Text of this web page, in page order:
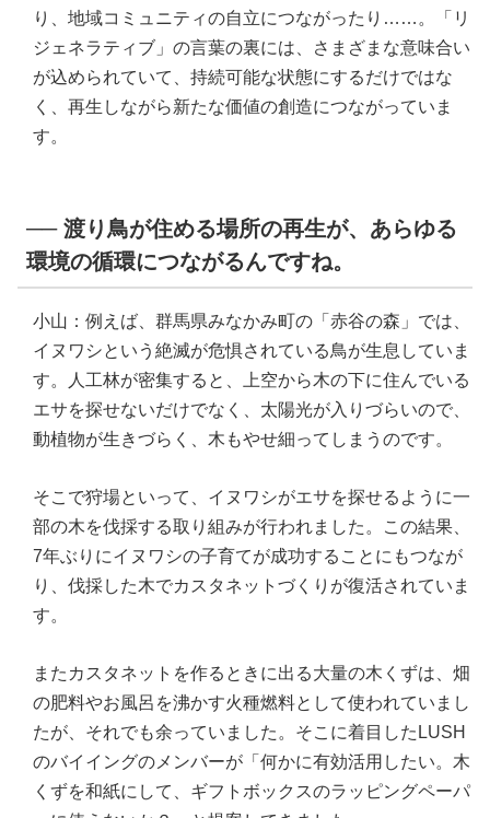
り、地域コミュニティの自立につながったり……。「リ
ジェネラティブ」の言葉の裏には、さまざまな意味合い
が込められていて、持続可能な状態にするだけではな
く、再生しながら新たな価値の創造につながっていま
す。
── 渡り鳥が住める場所の再生が、あらゆる
環境の循環につながるんですね。
小山：例えば、群馬県みなかみ町の「赤谷の森」では、
イヌワシという絶滅が危惧されている鳥が生息していま
す。人工林が密集すると、上空から木の下に住んでいる
エサを探せないだけでなく、太陽光が入りづらいので、
動植物が生きづらく、木もやせ細ってしまうのです。
そこで狩場といって、イヌワシがエサを探せるように一
部の木を伐採する取り組みが行われました。この結果、
7年ぶりにイヌワシの子育てが成功することにもつなが
り、伐採した木でカスタネットづくりが復活されていま
す。
またカスタネットを作るときに出る大量の木くずは、畑
の肥料やお風呂を沸かす火種燃料として使われていまし
たが、それでも余っていました。そこに着目したLUSH
のバイイングのメンバーが「何かに有効活用したい。木
くずを和紙にして、ギフトボックスのラッピングペーパ